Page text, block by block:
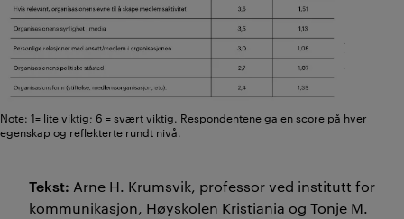
Note: 1= lite viktig; 6 = svært viktig. Respondentene ga en score på hver
egenskap og reflekterte rundt nivå.
Tekst: Arne H. Krumsvik, professor ved institutt for
kommunikasjon, Høyskolen Kristiania og Tonje M.